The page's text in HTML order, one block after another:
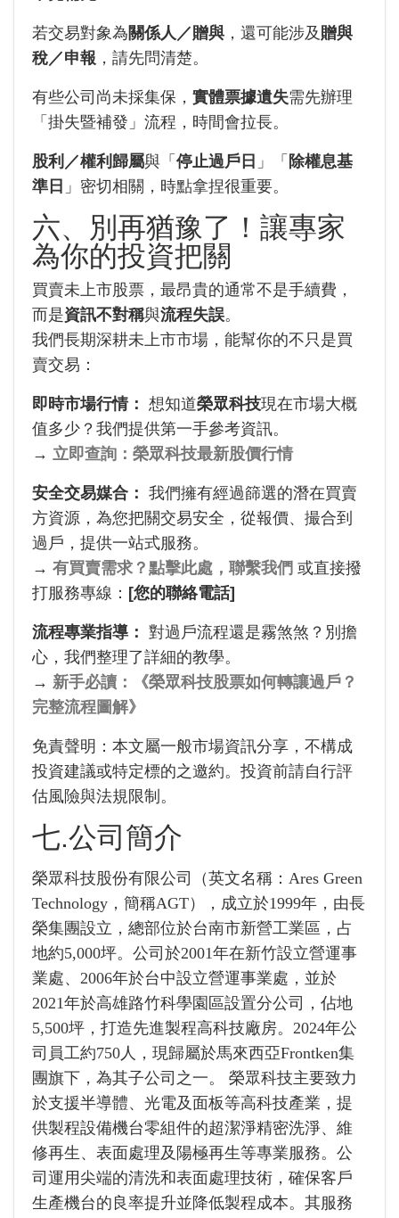
若交易對象為關係人／贈與 ，還可能涉及 贈與
稅／申報 ，請先問清楚。
有些公司尚未採集保， 實體票據遺失需先辦理
「掛失暨補發」流程，時間會拉長。
股利／權利歸屬與「 停止過戶日 」「 除權息基
準日 」密切相關，時點拿捏很重要。
六、別再猶豫了！讓專家
為你的投資把關
買賣未上市股票，最昂貴的通常不是手續費，
而是資訊不對稱與流程失誤。
我們長期深耕未上市市場，能幫你的不只是買
賣交易：
即時市場行情： 想知道榮眾科技現在市場大概
值多少？我們提供第一手參考資訊。
→ 立即查詢：榮眾科技最新股價行情
安全交易媒合： 我們擁有經過篩選的潛在買賣
方資源，為您把關交易安全，從報價、撮合到
過戶，提供一站式服務。
→ 有買賣需求？點擊此處，聯繫我們 或直接撥
打服務專線： [您的聯絡電話]
流程專業指導： 對過戶流程還是霧煞煞？別擔
心，我們整理了詳細的教學。
→ 新手必讀：《榮眾科技股票如何轉讓過戶？
完整流程圖解》
免責聲明：本文屬一般市場資訊分享，不構成
投資建議或特定標的之邀約。投資前請自行評
估風險與法規限制。
七.公司簡介
榮眾科技股份有限公司（英文名稱：Ares Green
Technology，簡稱AGT），成立於1999年，由長
榮集團設立，總部位於台南市新營工業區，占
地約5,000坪。公司於2001年在新竹設立營運事
業處、2006年於台中設立營運事業處，並於
2021年於高雄路竹科學園區設置分公司，佔地
5,500坪，打造先進製程高科技廠房。2024年公
司員工約750人，現歸屬於馬來西亞Frontken集
團旗下，為其子公司之一。 榮眾科技主要致力
於支援半導體、光電及面板等高科技產業，提
供製程設備機台零組件的超潔淨精密洗淨、維
修再生、表面處理及陽極再生等專業服務。公
司運用尖端的清洗和表面處理技術，確保客戶
生產機台的良率提升並降低製程成本。其服務